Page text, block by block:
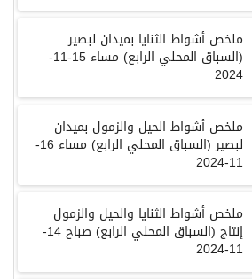
ملخص أشواط الثنايا بميدان لبصير
(السباق المحلي الرابع) مساء 15-11-
2024
ملخص أشواط الحيل والزمول بميدان
لبصير (السباق المحلي الرابع) مساء 16-
11-2024
ملخص أشواط الثنايا والحيل والزمول
إنتاج (السباق المحلي الرابع) صباح 14-
11-2024